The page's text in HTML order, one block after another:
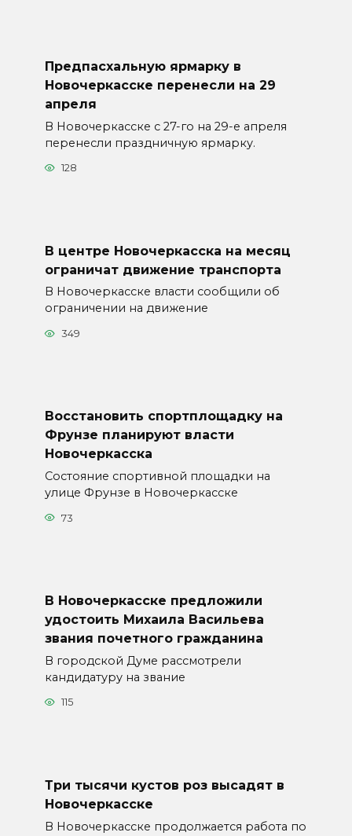
Предпасхальную ярмарку в
Новочеркасске перенесли на 29
апреля
В Новочеркасске с 27-го на 29-е апреля
перенесли праздничную ярмарку.
128
В центре Новочеркасска на месяц
ограничат движение транспорта
В Новочеркасске власти сообщили об
ограничении на движение
349
Восстановить спортплощадку на
Фрунзе планируют власти
Новочеркасска
Состояние спортивной площадки на
улице Фрунзе в Новочеркасске
73
В Новочеркасске предложили
удостоить Михаила Васильева
звания почетного гражданина
В городской Думе рассмотрели
кандидатуру на звание
115
Три тысячи кустов роз высадят в
Новочеркасске
В Новочеркасске продолжается работа по